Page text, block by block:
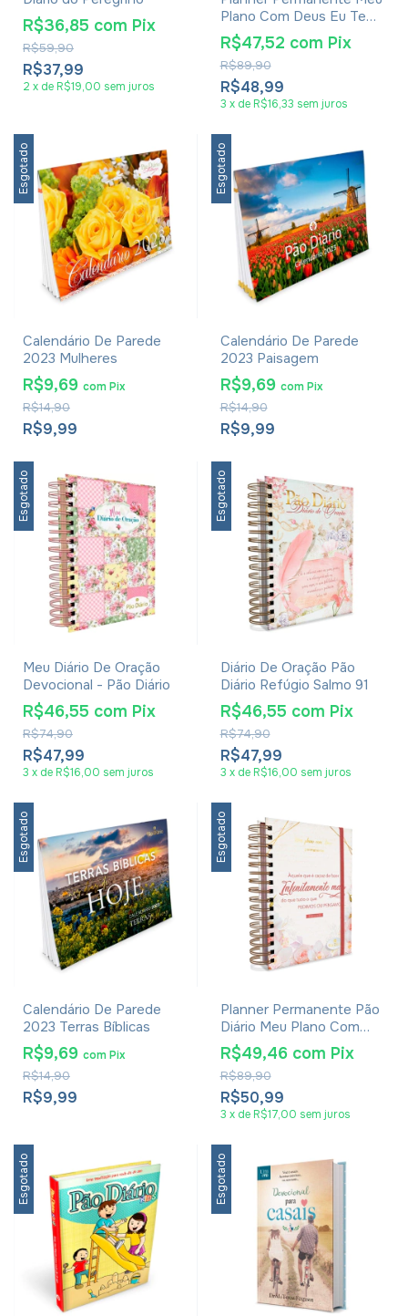
R$37,99
R$59,90
R$36,85 com Pix
2 x de R$19,00 sem juros
Plano Com Deus Eu Te
Louvo
R$48,99
R$89,90
R$47,52 com Pix
3 x de R$16,33 sem juros
Esgotado
Calendário De Parede
2023 Mulheres
R$9,99
R$14,90
R$9,69 comPix
Esgotado
Calendário De Parede
2023 Paisagem
R$9,99
R$14,90
R$9,69 com Pix
Esgotado
Meu Diário De Oração
Devocional - Pão Diário
R$47,99
R$74,90
R$46,55 com Pix
3 x de R$16,00 sem juros
Esgotado
Diário De Oração Pão
Diário Refúgio Salmo 91
R$47,99
R$74,90
R$46,55 com Pix
3 x de R$16,00 sem juros
Esgotado
Calendário De Parede
2023 Terras Bíblicas
R$9,99
R$14,90
R$9,69 comPix
Esgotado
Planner Permanente Pão
Diário Meu Plano Com
Deus Infinitamente Mais
R$50,99
R$89,90
R$49,46 com Pix
3 x de R$17,00 sem juros
Esgotado Esgotado